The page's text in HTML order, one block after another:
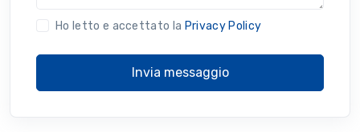
Ho letto e accettato la Privacy Policy
Invia messaggio